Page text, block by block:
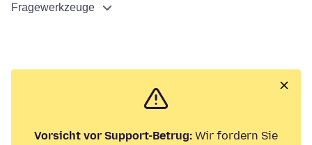
Fragewerkzeuge
Vorsicht vor Support-Betrug: Wir fordern Sie